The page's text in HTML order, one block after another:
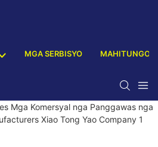
MGA SERBISYO MAHITUNGOD